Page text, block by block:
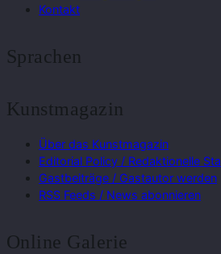
Kontakt
Sprachen
Kunstmagazin
Über das Kunstmagazin
Editorial Policy / Redaktionelle
Gastbeiträge / Gastautor werden
RSS Feeds / News abonnieren
Online Galerie